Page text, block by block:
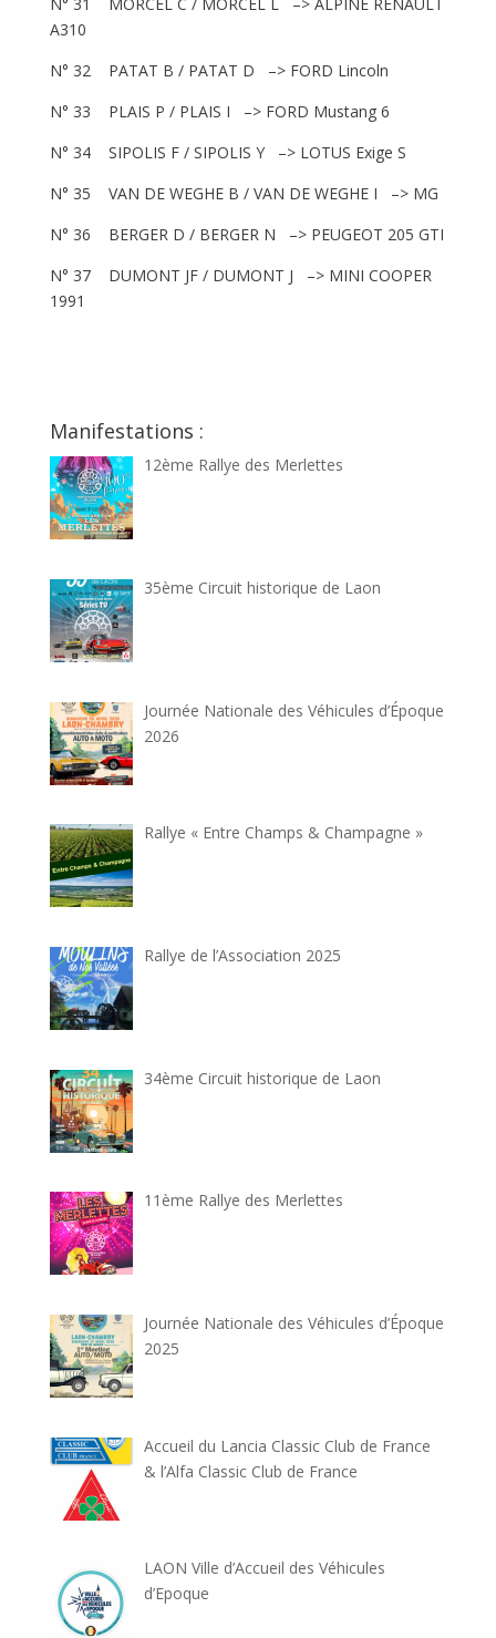
A310
N° 32 PATAT B / PATAT D –> FORD Lincoln
N° 33 PLAIS P / PLAIS I –> FORD Mustang 6
N° 34 SIPOLIS F / SIPOLIS Y –> LOTUS Exige S
N° 35 VAN DE WEGHE B / VAN DE WEGHE I –> MG
N° 36 BERGER D / BERGER N –> PEUGEOT 205 GTI
N° 37 DUMONT JF / DUMONT J –> MINI COOPER
1991
Manifestations :
12ème Rallye des Merlettes
35ème Circuit historique de Laon
Journée Nationale des Véhicules d’Époque
2026
Rallye « Entre Champs & Champagne »
Rallye de l’Association 2025
34ème Circuit historique de Laon
11ème Rallye des Merlettes
Journée Nationale des Véhicules d’Époque
2025
Accueil du Lancia Classic Club de France
& l’Alfa Classic Club de France
LAON Ville d’Accueil des Véhicules
d’Epoque